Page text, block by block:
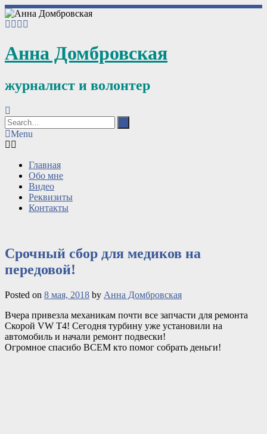
Анна Домбровская
журналист и волонтер
Menu
Главная
Обо мне
Видео
Реквизиты
Контакты
Срочный сбор для медиков на
передовой!
Posted on 8 мая, 2018 by Анна Домбровская
Вчера привезла механикам почти все запчасти для ремонта
Скорой VW T4! Сегодня турбину уже установили на
автомобиль и начали ремонт подвески!
Огромное спасибо ВСЕМ кто помог собрать деньги!